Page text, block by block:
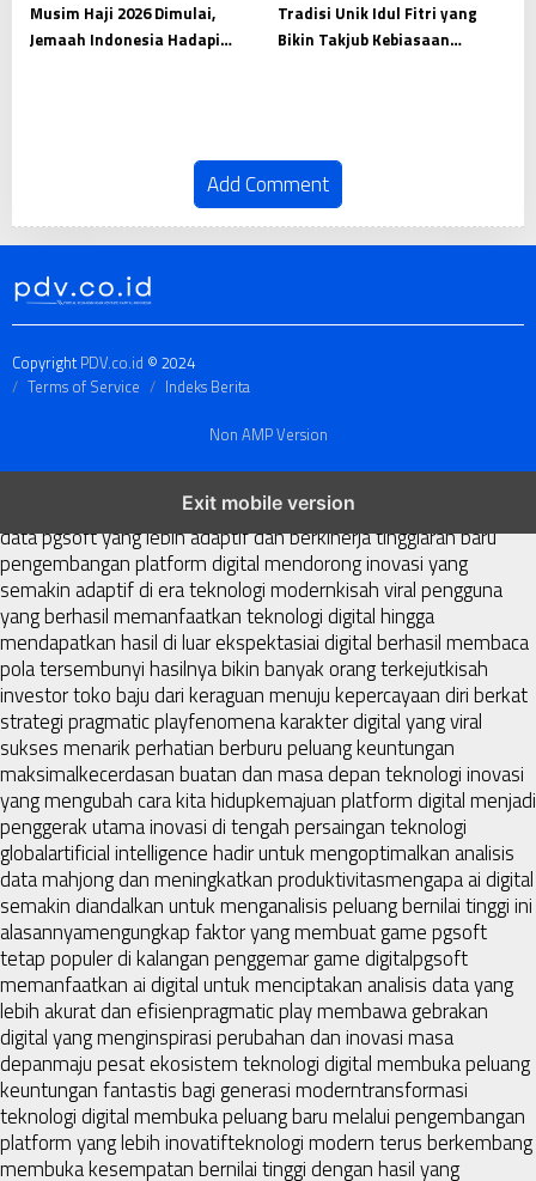
Musim Haji 2026 Dimulai,
Jemaah Indonesia Hadapi
Tradisi Unik Idul Fitri yang
Bikin Takjub Kebiasaan
Add Comment
CopyrightPDV.co.id © 2024
Terms of Service
Indeks Berita
Non AMP Version
Exit mobile version
menghadirkan inovasi berkualitasai digital menjadi kunci analisis
data pgsoft yang lebih adaptif dan berkinerja tinggiarah baru
pengembangan platform digital mendorong inovasi yang
semakin adaptif di era teknologi modernkisah viral pengguna
yang berhasil memanfaatkan teknologi digital hingga
mendapatkan hasil di luar ekspektasiai digital berhasil membaca
pola tersembunyi hasilnya bikin banyak orang terkejutkisah
investor toko baju dari keraguan menuju kepercayaan diri berkat
strategi pragmatic playfenomena karakter digital yang viral
sukses menarik perhatian berburu peluang keuntungan
maksimalkecerdasan buatan dan masa depan teknologi inovasi
yang mengubah cara kita hidupkemajuan platform digital menjadi
penggerak utama inovasi di tengah persaingan teknologi
globalartificial intelligence hadir untuk mengoptimalkan analisis
data mahjong dan meningkatkan produktivitasmengapa ai digital
semakin diandalkan untuk menganalisis peluang bernilai tinggi ini
alasannyamengungkap faktor yang membuat game pgsoft
tetap populer di kalangan penggemar game digitalpgsoft
memanfaatkan ai digital untuk menciptakan analisis data yang
lebih akurat dan efisienpragmatic play membawa gebrakan
digital yang menginspirasi perubahan dan inovasi masa
depanmaju pesat ekosistem teknologi digital membuka peluang
keuntungan fantastis bagi generasi moderntransformasi
teknologi digital membuka peluang baru melalui pengembangan
platform yang lebih inovatifteknologi modern terus berkembang
membuka kesempatan bernilai tinggi dengan hasil yang